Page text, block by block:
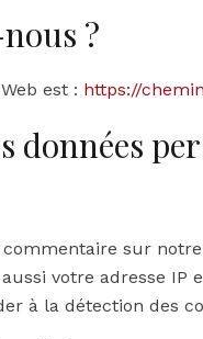
?
est : https://
données
sur
votre adresse IP
à la détection des